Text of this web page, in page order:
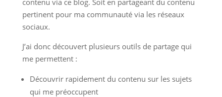
pertinent pour ma communauté via les réseaux
sociaux.
J’ai donc découvert plusieurs outils de partage qui
me permettent :
Découvrir rapidement du contenu sur les sujets
qui me préoccupent